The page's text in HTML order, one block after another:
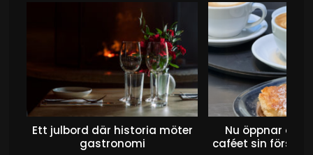
Ett julbord där historia möter
gastronomi
Nu öppnar det
caféet sin första